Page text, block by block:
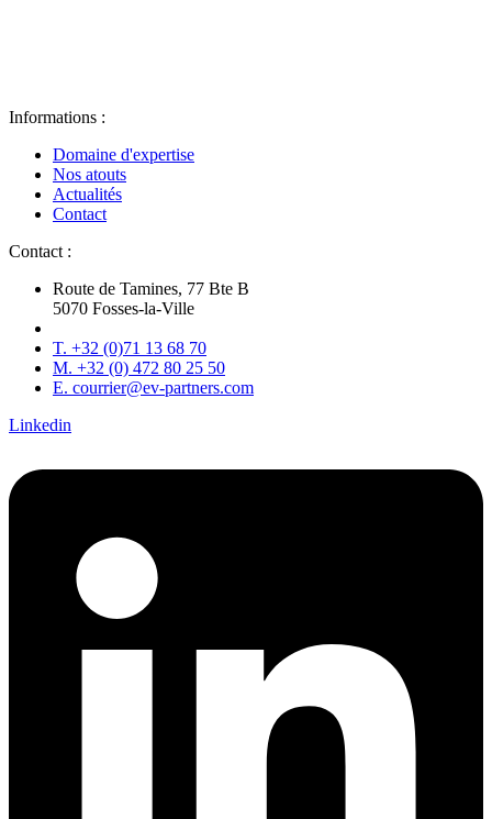
Informations :
Domaine d'expertise
Nos atouts
Actualités
Contact
Contact :
Route de Tamines, 77 Bte B
5070 Fosses-la-Ville
T. +32 (0)71 13 68 70
M. +32 (0) 472 80 25 50
E. courrier@ev-partners.com
Linkedin